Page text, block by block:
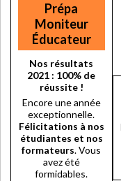
Prépa
Moniteur
Éducateur
Nos résultats
2021 : 100% de
réussite !
Encore une année
exceptionnelle.
Félicitations à nos
étudiantes et nos
formateurs. Vous
avez été
formidables.